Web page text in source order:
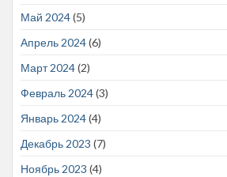
Май 2024(5)
Апрель 2024(6)
Март 2024(2)
Февраль 2024(3)
Январь 2024(4)
Декабрь 2023 (7)
Ноябрь 2023 (4)